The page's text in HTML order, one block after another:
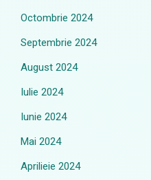
Octombrie 2024
Septembrie 2024
August 2024
Iulie 2024
Iunie 2024
Mai 2024
Aprilieie 2024